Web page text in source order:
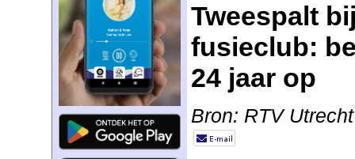
Tweespalt
fusieclub:
24 jaar op
Bron: RTV Utrecht